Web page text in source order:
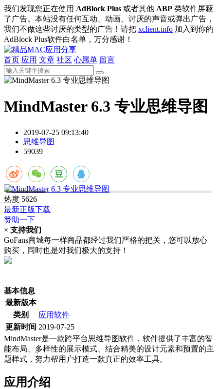
我们发现您正在使用 AdBlock Plus 或者其他 ABP 类软件屏蔽
了广告。本站没有任何互动、动画、讨厌的声音或弹出广告，
我们不做这些讨厌的类型的广告！请把 xclient.info 加入到你的
AdBlock Plus软件白名单，万分感谢！
首页 应用 文章 社区 心愿单 留言
MindMaster 6.3 专业思维导图
2019-07-25 09:13:40
思维导图
59039
热度 5626
最新正版下载
赞助一下
× 支持我们
GoFans商城每一样商品都经过我们严格的把关，您可以放心
购买，同时也是对我们极大的支持！
基本信息
最新版本
类别
应用软件
更新时间 2019-07-25
MindMaster是一款跨平台思维导图软件，软件提供了丰富的智
能布局、多样性的展示模式、结合精美的设计元素和预置的主
题样式，努力帮用户打造一款真正的效率工具。
应用介绍